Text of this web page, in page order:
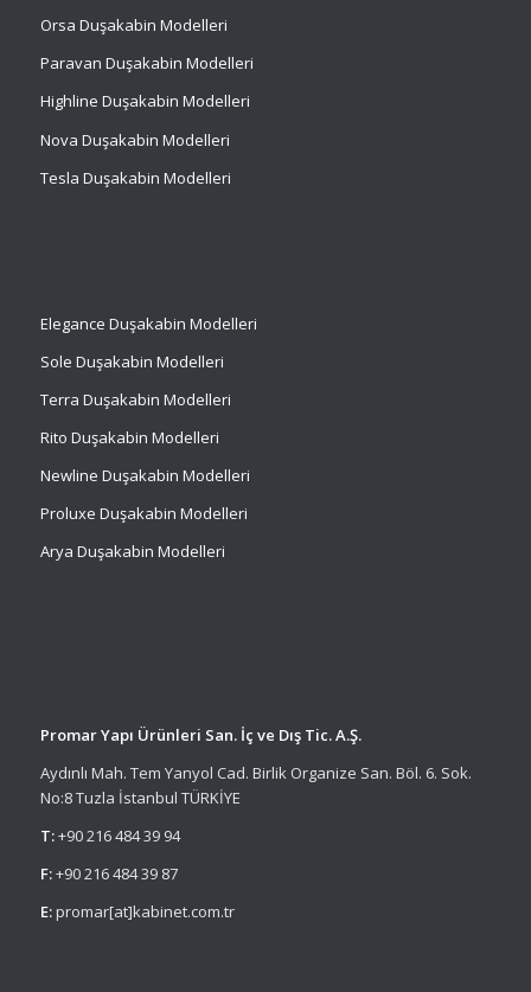
Orsa Duşakabin Modelleri
Paravan Duşakabin Modelleri
Highline Duşakabin Modelleri
Nova Duşakabin Modelleri
Tesla Duşakabin Modelleri
Elegance Duşakabin Modelleri
Sole Duşakabin Modelleri
Terra Duşakabin Modelleri
Rito Duşakabin Modelleri
Newline Duşakabin Modelleri
Proluxe Duşakabin Modelleri
Arya Duşakabin Modelleri
Promar Yapı Ürünleri San. İç ve Dış Tic. A.Ş.
Aydınlı Mah. Tem Yanyol Cad. Birlik Organize San. Böl. 6. Sok.
No:8 Tuzla İstanbul TÜRKİYE
T:+90 216 484 39 94
F:+90 216 484 39 87
E:promar[at]kabinet.com.tr